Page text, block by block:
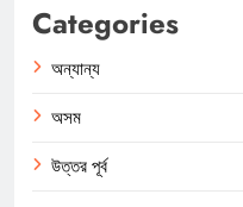
Categories
অন্যান্য
অসম
উত্তর পূর্ব